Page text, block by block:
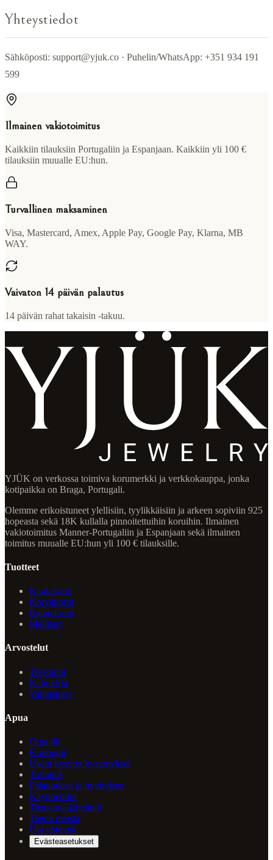
Yhteystiedot
Sähköposti: support@yjuk.co · Puhelin/WhatsApp: +351 934 191
599
Ilmainen vakiotoimitus
Kaikkiin tilauksiin Portugaliin ja Espanjaan. Kaikkiin yli 100 €
tilauksiin muualle EU:hun.
Turvallinen maksaminen
Visa, Mastercard, Amex, Apple Pay, Google Pay, Klarna, MB
WAY.
Vaivaton 14 päivän palautus
14 päivän rahat takaisin -takuu.
YJÜK on verkossa toimiva korumerkki ja verkkokauppa, jonka
kotipaikka on Braga, Portugali.
Olemme erikoistuneet ylellisiin, tyylikkäisiin ja arkeen sopiviin 925
hopeasta sekä 18K kullalla pinnoitettuihin koruihin. Ilmainen
vakiotoimitus Manner-Portugaliin ja Espanjaan sekä ilmainen
toimitus muualle EU:hun yli 100 € tilauksille.
Tuotteet
Kaulakorut
Korvakorut
Rannekorut
Mallistot
Arvostelut
Trustpilot
Kehukirja
Valituskirja
Apua
Oma tili
Kupongit
Usein kysytyt kysymykset
Toimitus
Palautukset ja hyvitykset
Käyttöehdot
Tietosuojakäytäntö
Tietoa meistä
Ota yhteyttä
Evästeasetukset